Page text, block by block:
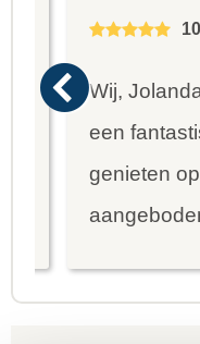
10
Wij,
een
genieten
mooie